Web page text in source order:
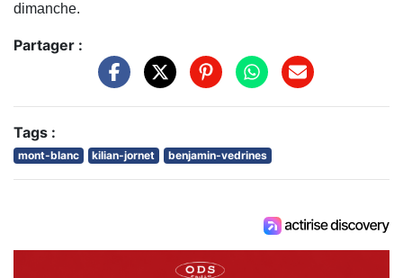
dimanche.
Partager :
Tags :
mont-blanc kilian-jornet benjamin-vedrines